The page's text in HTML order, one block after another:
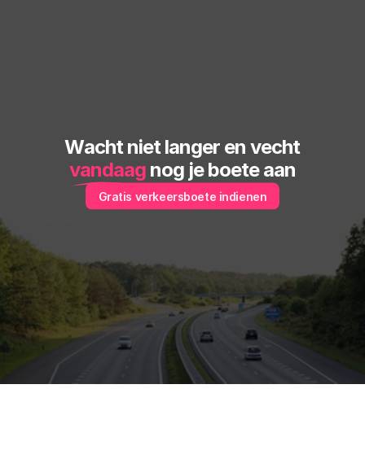
Wacht niet langer en vecht
vandaag nog je boete aan
Gratis verkeersboete indienen